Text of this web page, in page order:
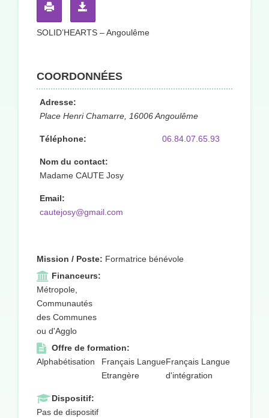
SOLID’HEARTS – Angoulême
COORDONNÉES
Adresse:
Place Henri Chamarre, 16006 Angoulême
Téléphone: 06.84.07.65.93
Nom du contact:
Madame CAUTE Josy
Email:
cautejosy@gmail.com
Mission / Poste: Formatrice bénévole
Financeurs:
Métropole,
Communautés
des Communes
ou d'Agglo
Offre de formation:
Alphabétisation
Français Langue
Etrangère
Français Langue
d'intégration
Dispositif:
Pas de dispositif